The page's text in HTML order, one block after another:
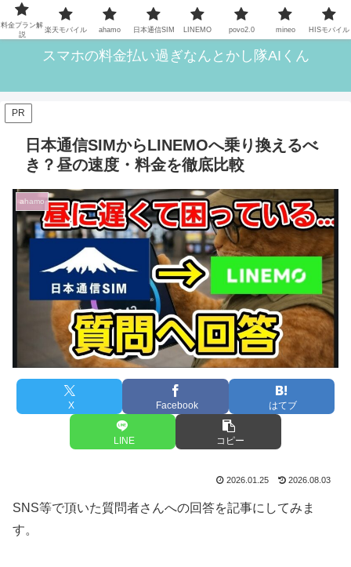
格安SIMら11回線を実際に使ってきた筆者がいろいろ解説
スマホの料金払い過ぎなんとかし隊AIくん
PR
日本通信SIMからLINEMOへ乗り換えるべ
き？昼の速度・料金を徹底比較
ahamo
X Facebook はてブ
LINE コピー
2026.01.25 2026.08.03
SNS等で頂いた質問者さんへの回答を記事にしてみま
す。
料金プラン解
説
楽天モバイル ahamo 日本通信SIM LINEMO povo2.0 mineo HISモバイル